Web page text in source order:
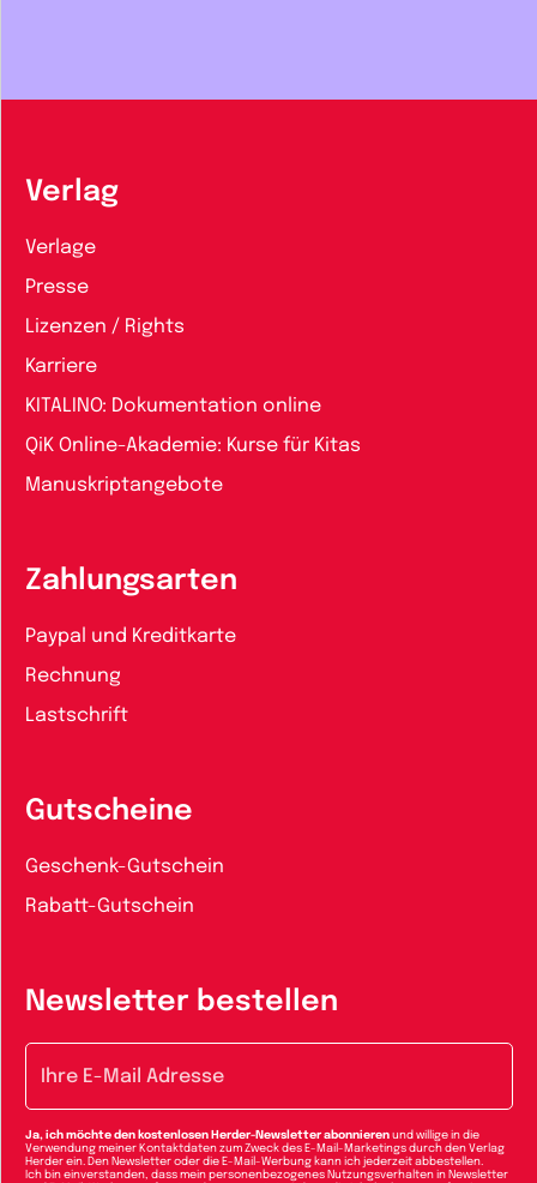
Verlag
Verlage
Presse
Lizenzen / Rights
Karriere
KITALINO: Dokumentation online
QiK Online-Akademie: Kurse für Kitas
Manuskriptangebote
Zahlungsarten
Paypal und Kreditkarte
Rechnung
Lastschrift
Gutscheine
Geschenk-Gutschein
Rabatt-Gutschein
Newsletter bestellen
Ja, ich möchte den kostenlosen Herder-Newsletter abonnieren und willige in die
Verwendung meiner Kontaktdaten zum Zweck des E-Mail-Marketings durch den Verlag
Herder ein. Den Newsletter oder die E-Mail-Werbung kann ich jederzeit abbestellen.
Ich bin einverstanden, dass mein personenbezogenes Nutzungsverhalten in Newsletter